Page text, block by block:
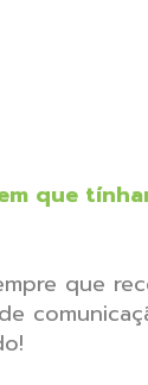
que
que